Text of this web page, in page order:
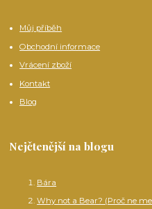
Můj příběh
Obchodní informace
Vrácení zboží
Kontakt
Blog
Nejčtenější na blogu
Bára
Why not a Bear? (Proč ne